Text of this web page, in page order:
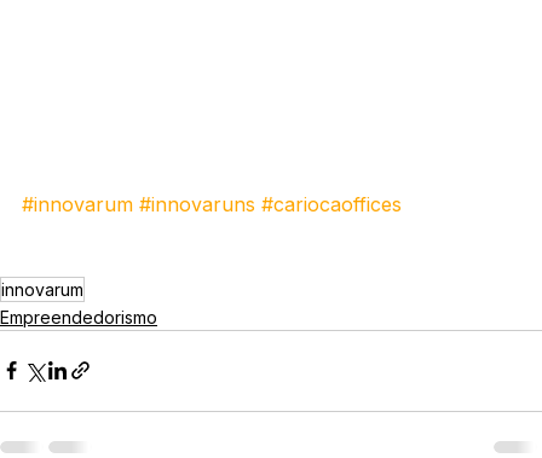
#innovarum #innovaruns #cariocaoffices
innovarum
Empreendedorismo